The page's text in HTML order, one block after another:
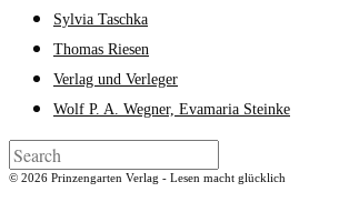
Sylvia Taschka
Thomas Riesen
Verlag und Verleger
Wolf P. A. Wegner, Evamaria Steinke
© 2026 Prinzengarten Verlag - Lesen macht glücklich